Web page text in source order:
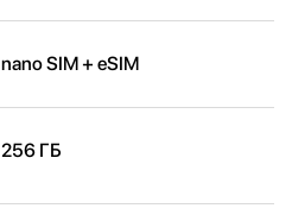
nano SIM + eSIM
256 ГБ